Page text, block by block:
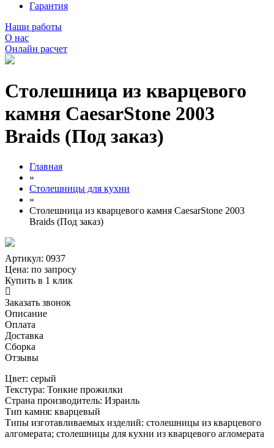
Гарантия
Наши работы
О нас
Онлайн расчет
Столешница из кварцевого
камня CaesarStone 2003
Braids (Под заказ)
Главная
»
Столешницы для кухни
»
Столешница из кварцевого камня CaesarStone 2003
Braids (Под заказ)
Артикул: 0937
Цена: по запросу
Купить в 1 клик
Заказать звонок
Описание
Оплата
Доставка
Сборка
Отзывы
Цвет: серый
Текстура: Тонкие прожилки
Страна производитель: Израиль
Тип камня: кварцевый
Типы изготавливаемых изделий: столешницы из кварцевого
алгомерата; столешницы для кухни из кварцевого агломерата